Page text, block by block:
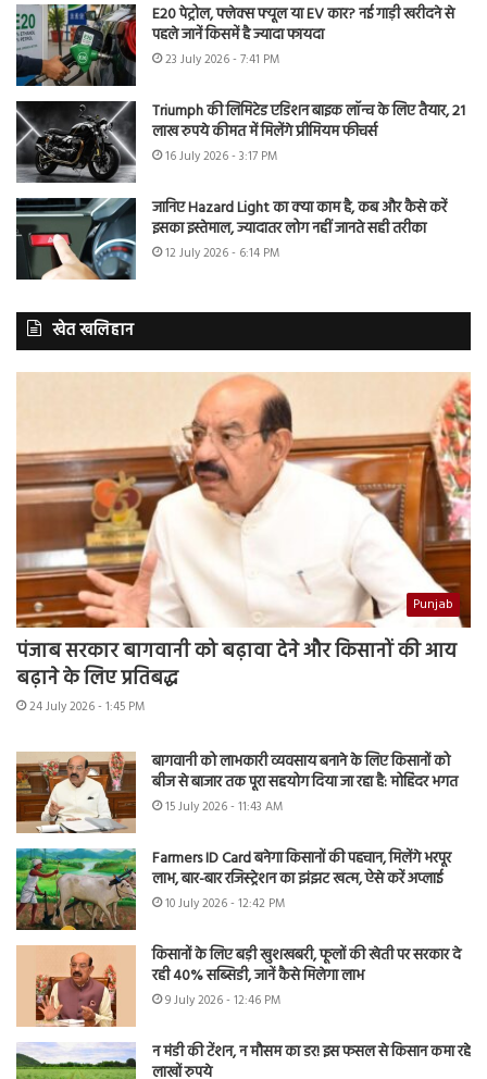
E20 पेट्रोल, फ्लेक्स फ्यूल या EV कार? नई गाड़ी खरीदने से
पहले जानें किसमें है ज्यादा फायदा
23 July 2026 - 7:41 PM
Triumph की लिमिटेड एडिशन बाइक लॉन्च के लिए तैयार, 21
लाख रुपये कीमत में मिलेंगे प्रीमियम फीचर्स
16 July 2026 - 3:17 PM
जानिए Hazard Light का क्या काम है, कब और कैसे करें
इसका इस्तेमाल, ज्यादातर लोग नहीं जानते सही तरीका
12 July 2026 - 6:14 PM
खेत खलिहान
Punjab
पंजाब सरकार बागवानी को बढ़ावा देने और किसानों की आय
बढ़ाने के लिए प्रतिबद्ध
24 July 2026 - 1:45 PM
बागवानी को लाभकारी व्यवसाय बनाने के लिए किसानों को
बीज से बाजार तक पूरा सहयोग दिया जा रहा है: मोहिंदर भगत
15 July 2026 - 11:43 AM
Farmers ID Card बनेगा किसानों की पहचान, मिलेंगे भरपूर
लाभ, बार-बार रजिस्ट्रेशन का झंझट खत्म, ऐसे करें अप्लाई
10 July 2026 - 12:42 PM
किसानों के लिए बड़ी खुशखबरी, फूलों की खेती पर सरकार दे
रही 40% सब्सिडी, जानें कैसे मिलेगा लाभ
9 July 2026 - 12:46 PM
न मंडी की टेंशन, न मौसम का डर! इस फसल से किसान कमा रहे
लाखों रुपये